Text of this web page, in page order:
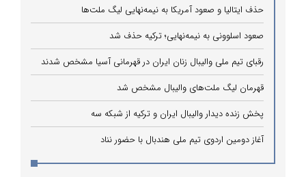
حذف ایتالیا و صعود آمریکا به نیمه‌نهایی لیگ ملت‌ها
صعود اسلوونی به نیمه‌نهایی؛ ترکیه حذف شد
رقبای تیم ملی والیبال زنان ایران در قهرمانی آسیا مشخص شدند
قهرمان لیگ ملت‌های والیبال مشخص شد
پخش زنده دیدار والیبال ایران و ترکیه از شبکه سه
آغاز دومین اردوی تیم ملی هندبال با حضور نناد